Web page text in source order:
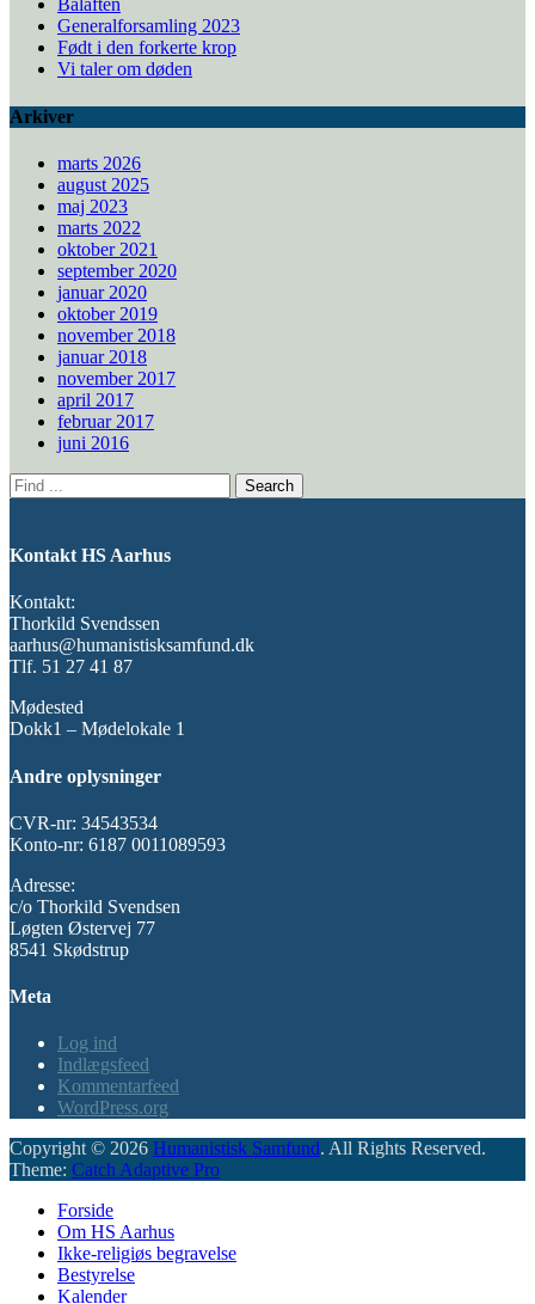
Bålaften
Generalforsamling 2023
Født i den forkerte krop
Vi taler om døden
Arkiver
marts 2026
august 2025
maj 2023
marts 2022
oktober 2021
september 2020
januar 2020
oktober 2019
november 2018
januar 2018
november 2017
april 2017
februar 2017
juni 2016
Search
for:
Kontakt HS Aarhus
Kontakt:
Thorkild Svendssen
aarhus@humanistisksamfund.dk
Tlf. 51 27 41 87
Mødested
Dokk1 – Mødelokale 1
Andre oplysninger
CVR-nr: 34543534
Konto-nr: 6187 0011089593
Adresse:
c/o Thorkild Svendsen
Løgten Østervej 77
8541 Skødstrup
Meta
Log ind
Indlægsfeed
Kommentarfeed
WordPress.org
Copyright © 2026 Humanistisk Samfund. All Rights Reserved.
Theme: Catch Adaptive Pro
Forside
Om HS Aarhus
Ikke-religiøs begravelse
Bestyrelse
Kalender